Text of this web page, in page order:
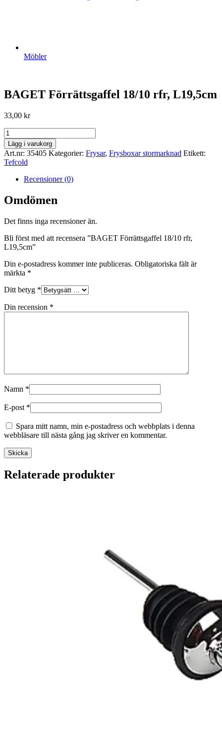
Möbler
BAGET Förrättsgaffel 18/10 rfr, L19,5cm
33,00 kr
BAGET
Förrättsgaffel
18/10
rfr,
L19,5cm
mängd
Lägg i varukorg
Art.nr: 35405 Kategorier: Frysar, Frysboxar stormarknad Etikett:
Tefcold
Recensioner (0)
Omdömen
Det finns inga recensioner än.
Bli först med att recensera ”BAGET Förrättsgaffel 18/10 rfr,
L19,5cm”
Din e-postadress kommer inte publiceras. Obligatoriska fält är
märkta *
Ditt betyg *
Din recension *
Namn *
E-post *
Spara mitt namn, min e-postadress och webbplats i denna
webbläsare till nästa gång jag skriver en kommentar.
Relaterade produkter